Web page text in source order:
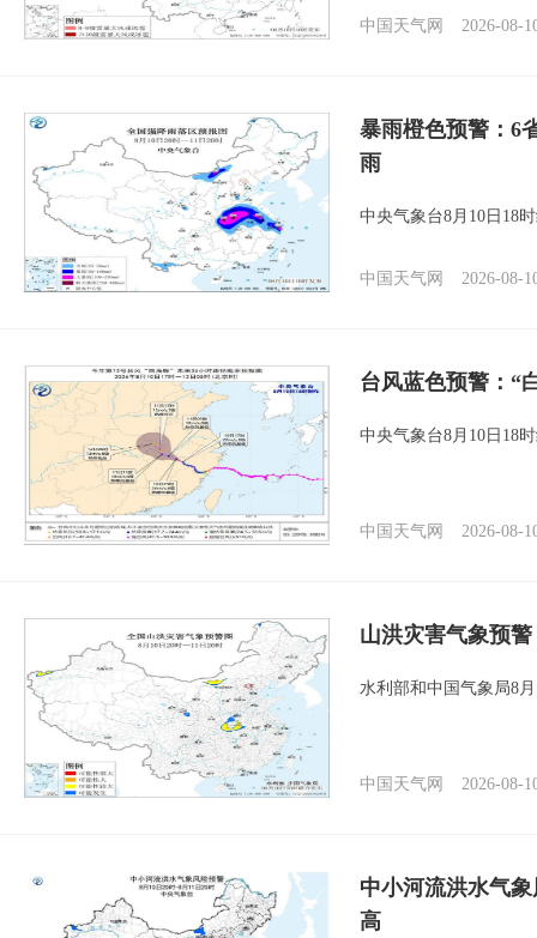
中国天气网 2026-08-
暴雨橙色预警：6
雨
中央气象台8月10日18
中国天气网 2026-08-
台风蓝色预警：“
中央气象台8月10日18
中国天气网 2026-08-
山洪灾害气象预
水利部和中国气象局8
中国天气网 2026-08-
中小河流洪水气
高